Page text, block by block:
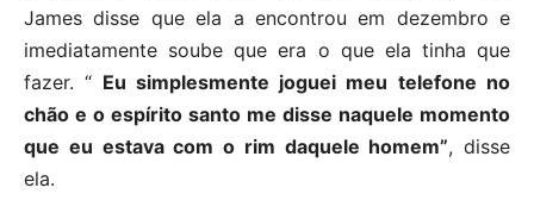
James disse que ela a encontrou em dezembro e
imediatamente soube que era o que ela tinha que
fazer. “ Eu simplesmente joguei meu telefone no
chão e o espírito santo me disse naquele momento
que eu estava com o rim daquele homem”, disse
ela.